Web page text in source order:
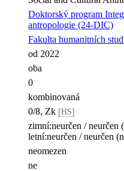
Doktorský program
antropologie (24-DIC)
Fakulta humanitních
od 2022
oba
0
kombinovaná
0/8, Zk [HS]
zimní:neurčen / neurčen
letní:neurčen / neurčen
neomezen
ne